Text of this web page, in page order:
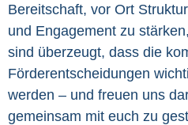
Bereitschaft, vor Ort
und Engagement zu
sind überzeugt, dass die
Förderentscheidungen
werden – und freuen uns
gemeinsam mit euch zu